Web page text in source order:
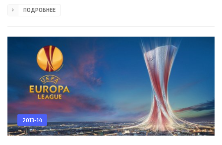
(Голландия), Бас ван Донген (Голландия). Резервный: Чарльз
Томас Драге (Томас Бендиксен, 60), Виллиам Францен, Хамза
Закари (Мортен
ПОДРОБНЕЕ
2013-14